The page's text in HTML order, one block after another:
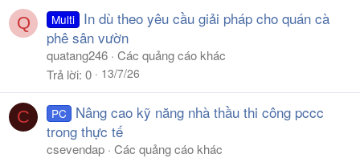
Q Multi
In dù theo yêu cầu giải pháp cho quán cà
phê sân vườn
quatang246 Các quảng cáo khác
Trả lời 0 13/7/26
C PC
Nâng cao kỹ năng nhà thầu thi công pccc
trong thực tế
csevendap Các quảng cáo khác